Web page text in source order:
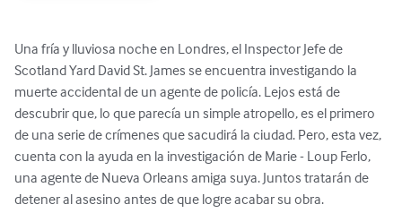
Una fría y lluviosa noche en Londres, el Inspector Jefe de
Scotland Yard David St. James se encuentra investigando la
muerte accidental de un agente de policía. Lejos está de
descubrir que, lo que parecía un simple atropello, es el primero
de una serie de crímenes que sacudirá la ciudad. Pero, esta vez,
cuenta con la ayuda en la investigación de Marie - Loup Ferlo,
una agente de Nueva Orleans amiga suya. Juntos tratarán de
detener al asesino antes de que logre acabar su obra.